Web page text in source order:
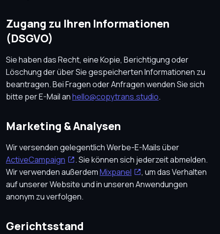
Zugang zu Ihren Informationen
(DSGVO)
Sie haben das Recht, eine Kopie, Berichtigung oder
Löschung der über Sie gespeicherten Informationen zu
beantragen. Bei Fragen oder Anfragen wenden Sie sich
bitte per E-Mail anhello@copytrans.studio.
Marketing & Analysen
Wir versenden gelegentlich Werbe-E-Mails über
ActiveCampaign
. Sie können sich jederzeit abmelden.
Wir verwenden außerdemMixpanel
, um das Verhalten
auf unserer Website und in unseren Anwendungen
anonym zu verfolgen.
Gerichtsstand